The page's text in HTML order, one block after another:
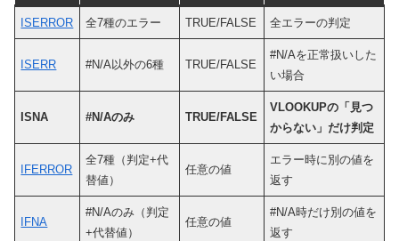
ISERROR 全7種のエラー TRUE/FALSE 全エラーの判定
ISERR #N/A以外の6種 TRUE/FALSE
#N/Aを正常扱いした
い場合
ISNA #N/Aのみ TRUE/FALSE
VLOOKUPの「見つ
からない」だけ判定
IFERROR
全7種（判定+代
替値）
任意の値
エラー時に別の値を
返す
IFNA
#N/Aのみ（判定
+代替値）
任意の値
#N/A時だけ別の値を
返す